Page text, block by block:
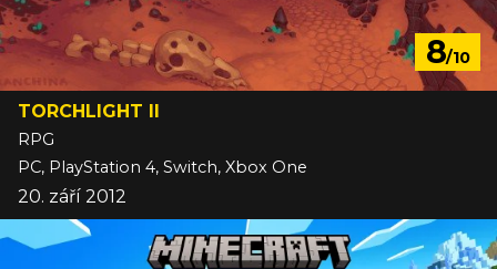
8/10
TORCHLIGHT II
RPG
PC, PlayStation 4, Switch, Xbox One
20. září 2012